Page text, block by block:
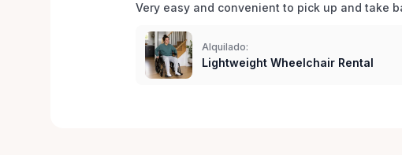
Very easy and convenient to pick up and take
Alquilado:
Lightweight Wheelchair Rental